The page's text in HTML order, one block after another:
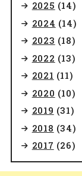
2025 (14)
2024 (14)
2023 (18)
2022 (13)
2021 (11)
2020 (10)
2019 (31)
2018 (34)
2017 (26)